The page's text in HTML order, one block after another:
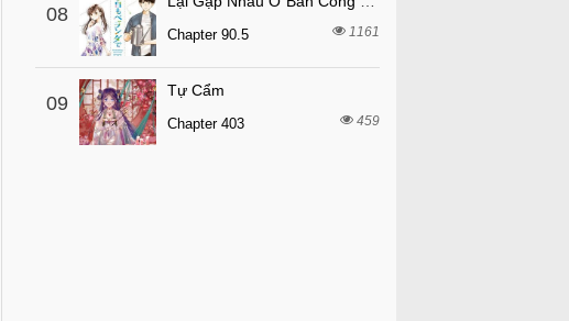
08
Chapter 90.5 1161
09
Tự Cẩm
Chapter 403 459